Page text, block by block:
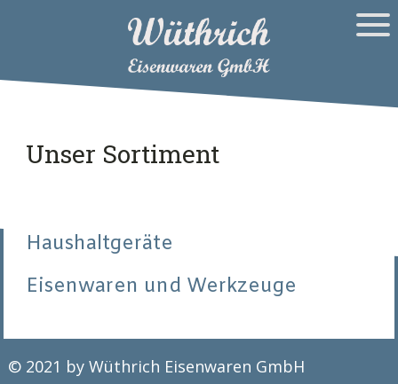
Unser Sortiment
Haushaltgeräte
Eisenwaren und Werkzeuge
© 2021 by Wüthrich Eisenwaren GmbH